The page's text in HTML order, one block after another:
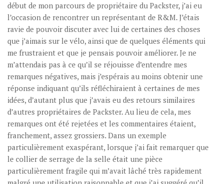
début de mon parcours de propriétaire du Packster, j’ai eu
l’occasion de rencontrer un représentant de R&M. J’étais
ravie de pouvoir discuter avec lui de certaines des choses
que j’aimais sur le vélo, ainsi que de quelques éléments qui
me frustraient et que je pensais pouvoir améliorer. Je ne
m’attendais pas à ce qu’il se réjouisse d’entendre mes
remarques négatives, mais j’espérais au moins obtenir une
réponse indiquant qu’ils réfléchiraient à certaines de mes
idées, d’autant plus que j’avais eu des retours similaires
d’autres propriétaires de Packster. Au lieu de cela, mes
remarques ont été rejetées et les commentaires étaient,
franchement, assez grossiers. Dans un exemple
particulièrement exaspérant, lorsque j’ai fait remarquer que
le collier de serrage de la selle était une pièce
particulièrement fragile qui m’avait lâché très rapidement